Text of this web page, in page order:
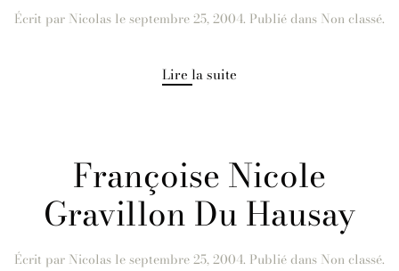
Écrit par Nicolas leseptembre 25, 2004. Publié dans Non classé.
Lire la suite
Françoise Nicole
Gravillon Du Hausay
Écrit par Nicolas leseptembre 25, 2004. Publié dans Non classé.